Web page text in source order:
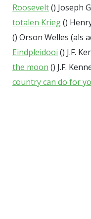
Roosevelt() Joseph
totalen Krieg()
() Orson Welles (als
Eindpleidooi () J.F.
the moon () J.F.
country can do for